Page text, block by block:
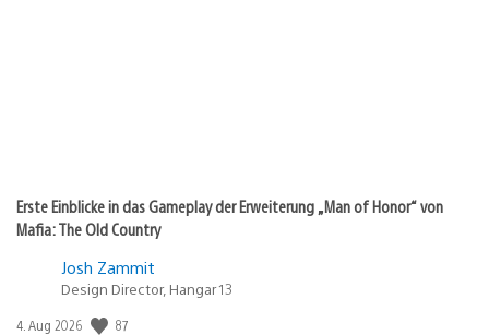
Erste Einblicke in das Gameplay der Erweiterung „Man of Honor“ von
Mafia: The Old Country
Josh Zammit
Design Director, Hangar 13
Veröffentlichungsdatum:
4. Aug 2026 87